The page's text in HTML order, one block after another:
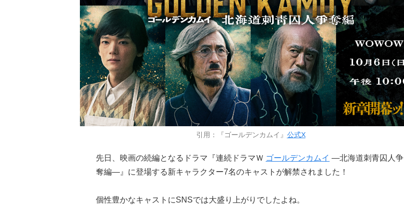
引用：『ゴールデンカムイ』 公式X
先日、映画の続編となるドラマ『連続ドラマＷ ゴールデンカムイ ―北海道刺青囚人争
奪編―』に登場する新キャラクター7名のキャストが解禁されました！
個性豊かなキャストにSNSでは大盛り上がりでしたよね。